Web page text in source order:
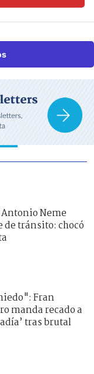
Neme
de tránsito: chocó
Fran
manda recado a
tras brutal